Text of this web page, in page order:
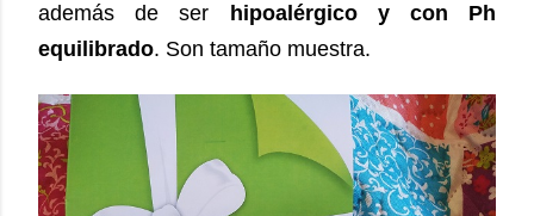
además de ser
hipoalérgico y con Ph
equilibrado. Son tamaño muestra.